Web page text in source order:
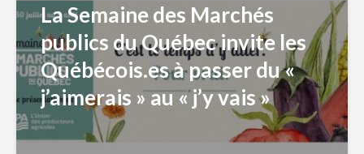
La Semaine des Marchés
publics du Québec invite les
Québécois.es à passer du «
j’aimerais » au « j’y vais »